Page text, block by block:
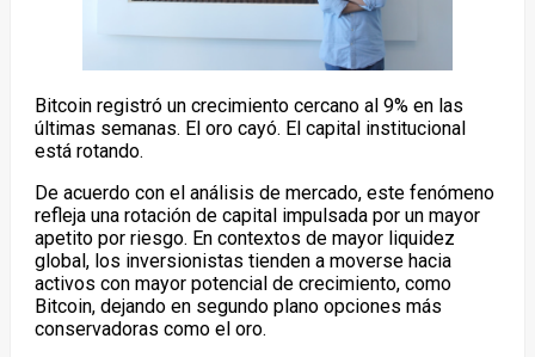
Bitcoin registró un crecimiento cercano al 9% en las
últimas semanas. El oro cayó. El capital institucional
está rotando.
De acuerdo con el análisis de mercado, este fenómeno
refleja una rotación de capital impulsada por un mayor
apetito por riesgo. En contextos de mayor liquidez
global, los inversionistas tienden a moverse hacia
activos con mayor potencial de crecimiento, como
Bitcoin, dejando en segundo plano opciones más
conservadoras como el oro.